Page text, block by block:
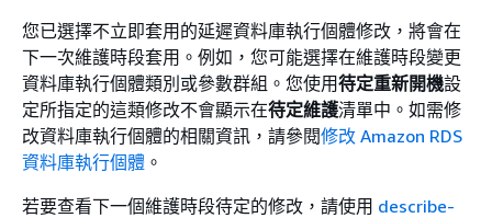
您已選擇不立即套用的延遲資料庫執行個體修改，將會在
下一次維護時段套用。例如，您可能選擇在維護時段變更
資料庫執行個體類別或參數群組。您使用待定重新開機設
定所指定的這類修改不會顯示在待定維護清單中。如需修
改資料庫執行個體的相關資訊，請參閱修改 Amazon RDS
資料庫執行個體 。
若要查看下一個維護時段待定的修改，請使用 describe-